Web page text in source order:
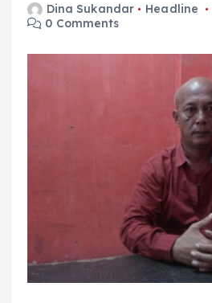
Dina Sukandar Headline
0 Comments